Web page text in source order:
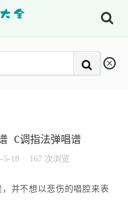
C调指法弹唱谱
5-18 · 167 次浏览
并不想以悲伤的唱腔来表